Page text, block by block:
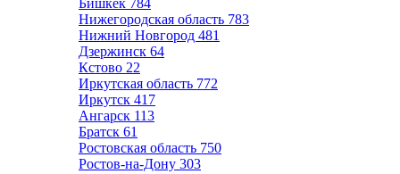
Бишкек 784
Нижегородская область 783
Нижний Новгород 481
Дзержинск 64
Кстово 22
Иркутская область 772
Иркутск 417
Ангарск 113
Братск 61
Ростовская область 750
Ростов-на-Дону 303